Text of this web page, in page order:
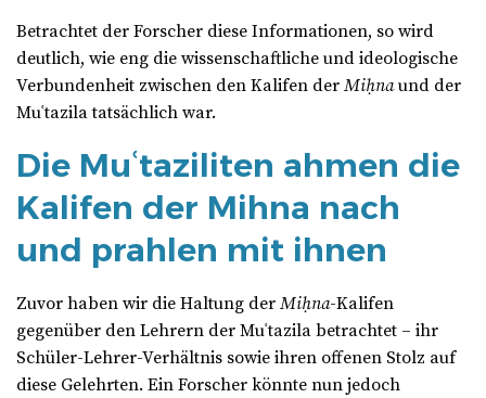
Betrachtet der Forscher diese Informationen, so wird
deutlich, wie eng die wissenschaftliche und ideologische
Verbundenheit zwischen den Kalifen der Miḥnaund der
Muʿtazila tatsächlich war.
Die Muʿtaziliten ahmen die
Kalifen der Mihna nach
und prahlen mit ihnen
Zuvor haben wir die Haltung der Miḥna-Kalifen
gegenüber den Lehrern der Muʿtazila betrachtet – ihr
Schüler-Lehrer-Verhältnis sowie ihren offenen Stolz auf
diese Gelehrten. Ein Forscher könnte nun jedoch